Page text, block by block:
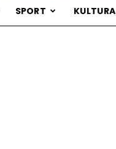
SPORT KULTURA